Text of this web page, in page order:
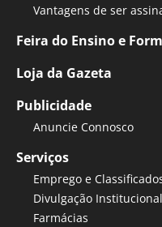
Vantagens de ser
Feira do Ensino e
Loja da Gazeta
Publicidade
Anuncie Connosco
Serviços
Emprego e
Divulgação Institucional
Farmácias